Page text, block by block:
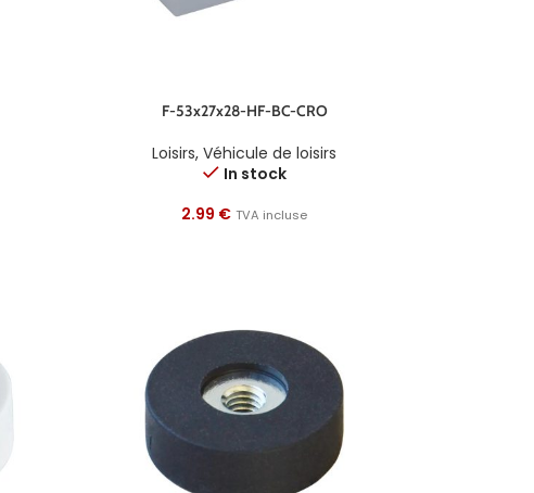
F-53x27x28-HF-BC-CRO
Loisirs,Véhicule de loisirs
In stock
2.99 € TVA incluse